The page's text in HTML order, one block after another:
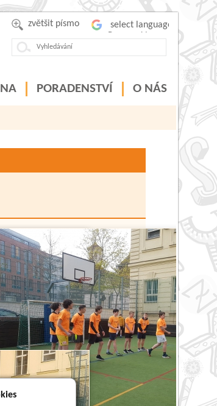
zvětšit písmo
PORADENSTVÍ O NÁS